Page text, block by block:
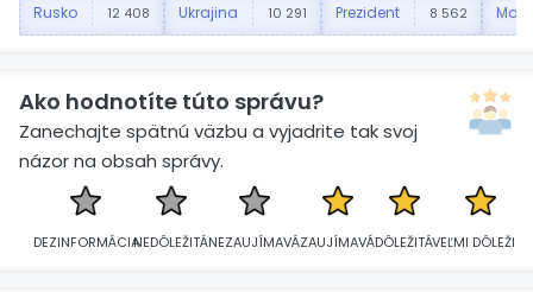
Rusko 12 408 Ukrajina 10 291 Prezident 8 562
Ako hodnotíte túto správu?
Zanechajte spätnú väzbu a vyjadrite tak svoj
názor na obsah správy.
DEZINFORMÁCIANEDÔLEŽITÁNEZAUJÍMAVÁZAUJÍMAVÁDÔLEŽITÁVEĽMI DÔLEŽITÁ